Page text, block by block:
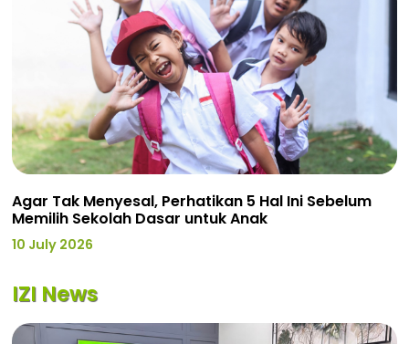
Agar Tak Menyesal, Perhatikan 5 Hal Ini Sebelum
Memilih Sekolah Dasar untuk Anak
10 July 2026
IZI News